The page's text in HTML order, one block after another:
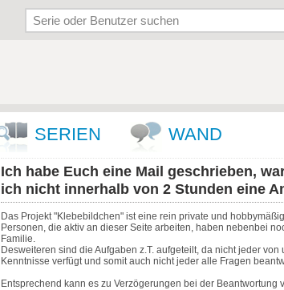
SERIEN WAND
Ich habe Euch eine Mail geschrieben,
ich nicht innerhalb von 2 Stunden eine
Das Projekt "Klebebildchen" ist eine rein private und
Personen, die aktiv an dieser Seite arbeiten, haben nebenbei
Familie.
Desweiteren sind die Aufgaben z.T. aufgeteilt, da nicht jeder
Kenntnisse verfügt und somit auch nicht jeder alle Fragen
Entsprechend kann es zu Verzögerungen bei der Beantwortung